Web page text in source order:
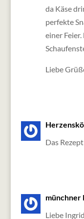
da Käse
perfekte
einer
Liebe
Das
münchner
Liebe Ingrid,